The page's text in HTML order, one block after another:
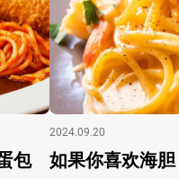
包
2024.09.20
如果你喜欢海